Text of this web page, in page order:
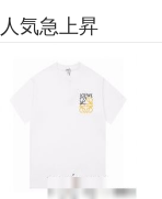
人気急上昇